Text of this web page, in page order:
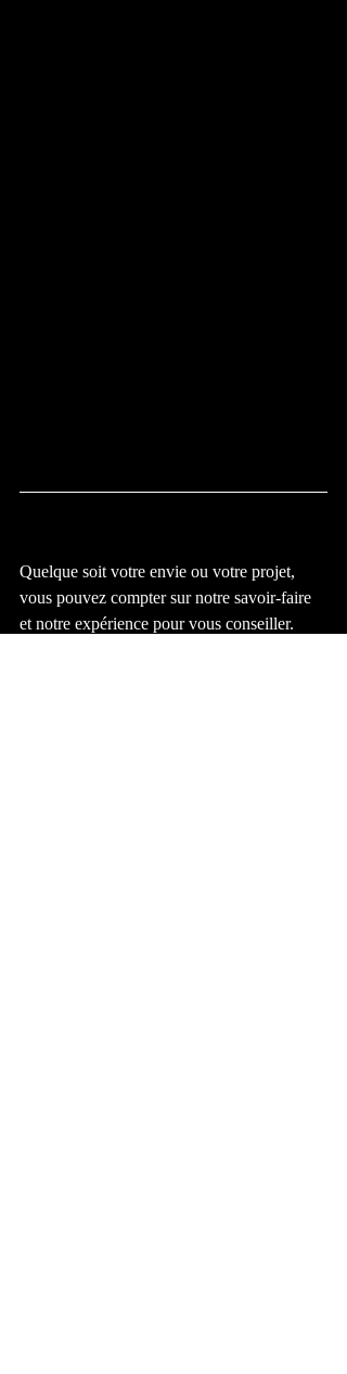
Quelque soit votre envie ou votre projet,
vous pouvez compter sur notre savoir-faire
et notre expérience pour vous conseiller.